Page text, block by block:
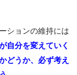
ションの維持には
自分を変えていく
どうか、必ず考え